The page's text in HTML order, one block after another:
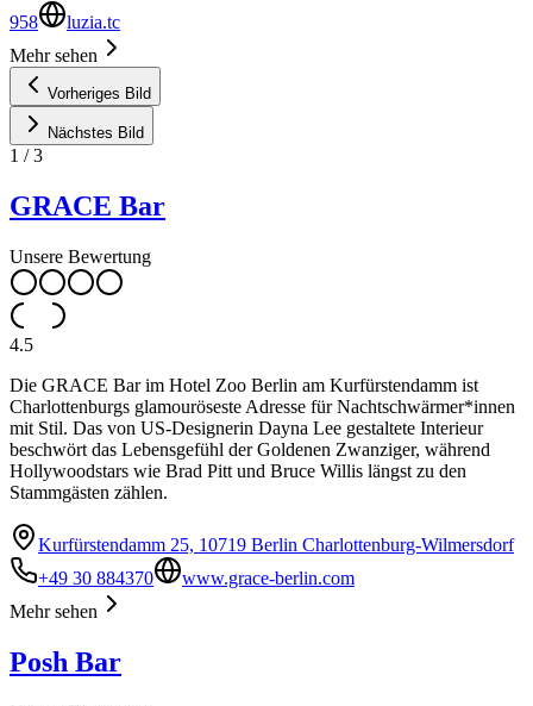
958
luzia.tc
Mehr sehen
Vorheriges Bild
Nächstes Bild
1 /3
GRACE Bar
Unsere Bewertung
4.5
Die GRACE Bar im Hotel Zoo Berlin am Kurfürstendamm ist
Charlottenburgs glamouröseste Adresse für Nachtschwärmer*innen
mit Stil. Das von US-Designerin Dayna Lee gestaltete Interieur
beschwört das Lebensgefühl der Goldenen Zwanziger, während
Hollywoodstars wie Brad Pitt und Bruce Willis längst zu den
Stammgästen zählen.
Kurfürstendamm 25, 10719 Berlin Charlottenburg-Wilmersdorf
+49 30 884370
www.grace-berlin.com
Mehr sehen
Posh Bar